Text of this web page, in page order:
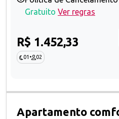
Gratuito Ver regras
R$ 1.452,33
01 • 02
Apartamento